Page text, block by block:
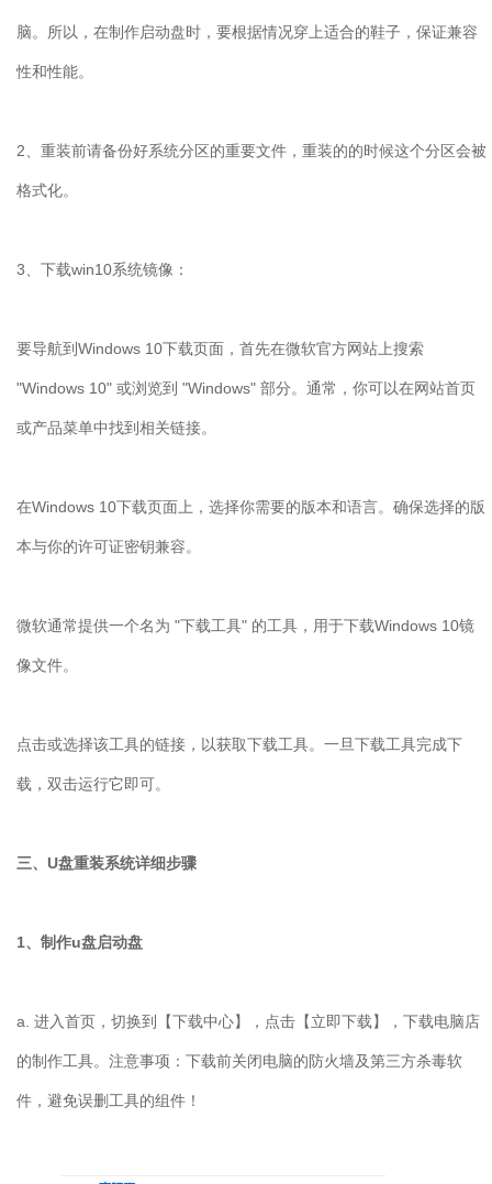
脑。所以，在制作启动盘时，要根据情况穿上适合的鞋子，保证兼容
性和性能。
2、重装前请备份好系统分区的重要文件，重装的的时候这个分区会被
格式化。
3、下载win10系统镜像：
要导航到Windows 10下载页面，首先在微软官方网站上搜索
"Windows 10" 或浏览到 "Windows" 部分。通常，你可以在网站首页
或产品菜单中找到相关链接。
在Windows 10下载页面上，选择你需要的版本和语言。确保选择的版
本与你的许可证密钥兼容。
微软通常提供一个名为 "下载工具" 的工具，用于下载Windows 10镜
像文件。
点击或选择该工具的链接，以获取下载工具。一旦下载工具完成下
载，双击运行它即可。
三、U盘重装系统详细步骤
1、制作u盘启动盘
a. 进入首页，切换到【下载中心】，点击【立即下载】，下载电脑店
的制作工具。注意事项：下载前关闭电脑的防火墙及第三方杀毒软
件，避免误删工具的组件！